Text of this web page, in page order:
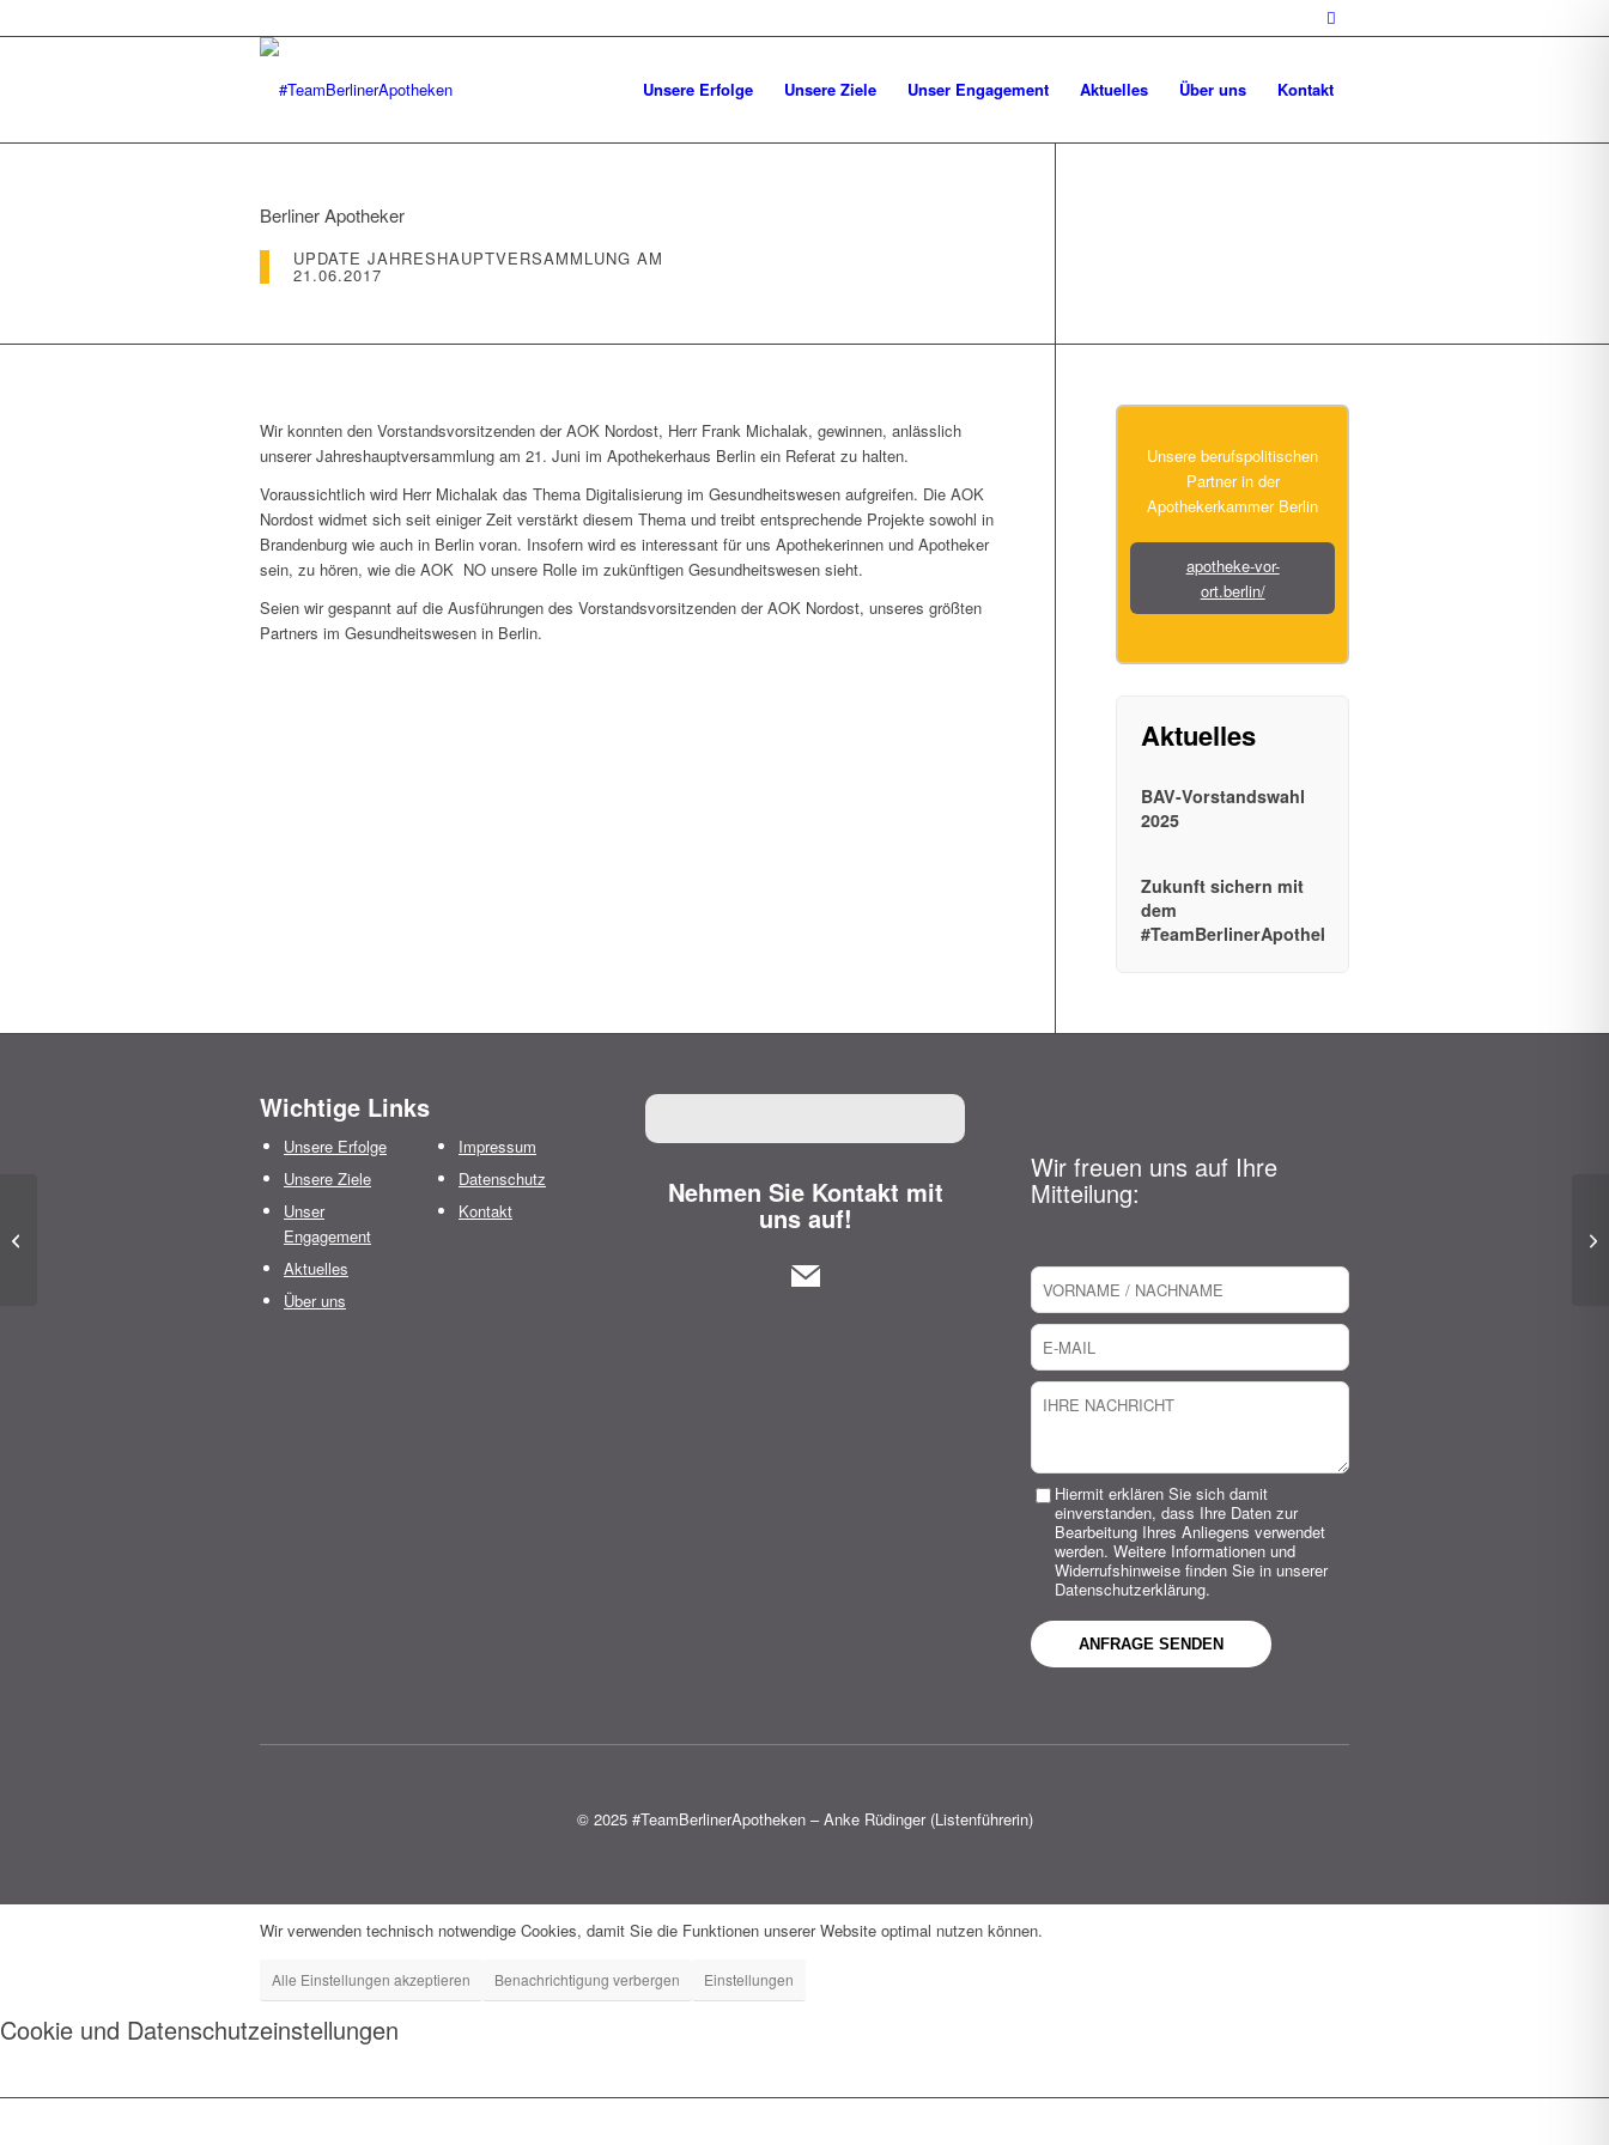
Unsere Erfolge Unsere Ziele Unser Engagement Aktuelles Über uns Kontakt
Berliner Apotheker
UPDATE JAHRESHAUPTVERSAMMLUNG AM
21.06.2017
Wir konnten den Vorstandsvorsitzenden der AOK Nordost, Herr Frank Michalak, gewinnen, anlässlich
unserer Jahreshauptversammlung am 21. Juni im Apothekerhaus Berlin ein Referat zu halten.
Voraussichtlich wird Herr Michalak das Thema Digitalisierung im Gesundheitswesen aufgreifen. Die AOK
Nordost widmet sich seit einiger Zeit verstärkt diesem Thema und treibt entsprechende Projekte sowohl in
Brandenburg wie auch in Berlin voran. Insofern wird es interessant für uns Apothekerinnen und Apotheker
sein, zu hören, wie die AOK NO unsere Rolle im zukünftigen Gesundheitswesen sieht.
Seien wir gespannt auf die Ausführungen des Vorstandsvorsitzenden der AOK Nordost, unseres größten
Partners im Gesundheitswesen in Berlin.
Unsere berufspolitischen
Partner in der
Apothekerkammer Berlin
apotheke-vor-
ort.berlin/
BAV-Vorstandswahl
2025
Zukunft sichern mit
dem
#TeamBerlinerApotheken
Wichtige Links
Unsere Erfolge
Unsere Ziele
Unser
Engagement
Aktuelles
Über uns
Impressum
Datenschutz
Kontakt
Nehmen Sie Kontakt mit
uns auf!
Wir freuen uns auf Ihre
Mitteilung:
Hiermit erklären Sie sich damit
einverstanden, dass Ihre Daten zur
Bearbeitung Ihres Anliegens verwendet
werden. Weitere Informationen und
Widerrufshinweise finden Sie in unserer
Datenschutzerklärung.
© 2025 #TeamBerlinerApotheken – Anke Rüdinger (Listenführerin)
Wir verwenden technisch notwendige Cookies, damit Sie die Funktionen unserer Website optimal nutzen können.
Alle Einstellungen akzeptieren Benachrichtigung verbergen Einstellungen
Cookie und Datenschutzeinstellungen